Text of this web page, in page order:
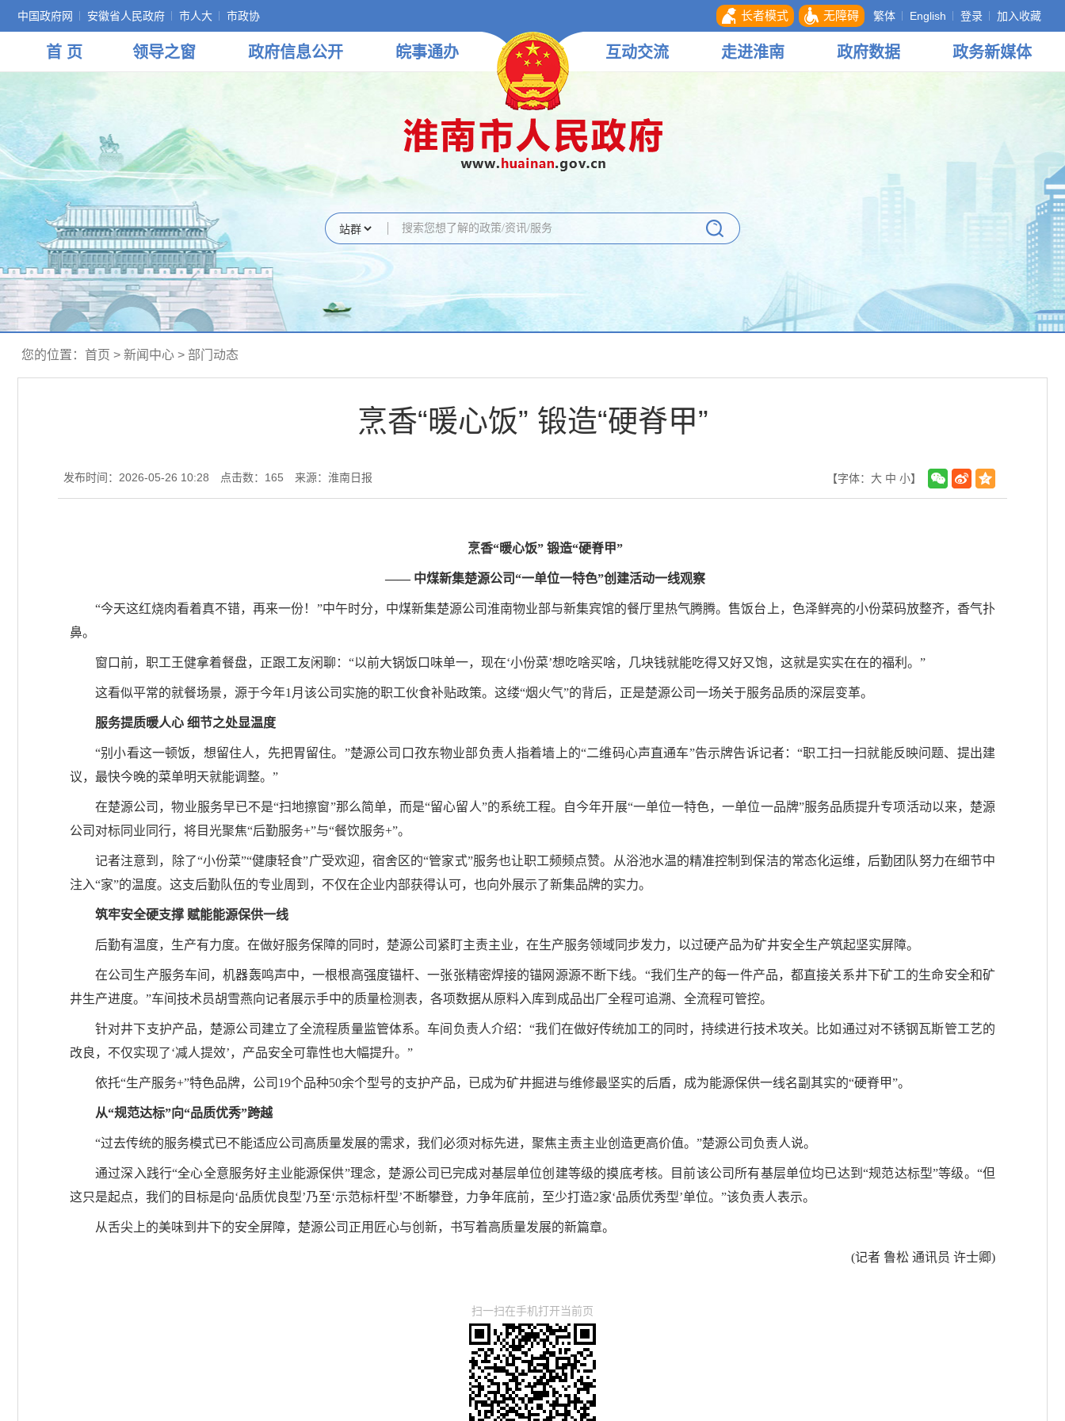
中国政府网 安徽省人民政府 市人大 市政协 长者模式 无障碍 繁体 English 登录 加入收藏
首 页 领导之窗 政府信息公开 皖事通办 互动交流 走进淮南 政府数据 政务新媒体
您的位置： 首页 > 新闻中心 > 部门动态
烹香“暖心饭” 锻造“硬脊甲”
发布时间：2026-05-26 10:28 点击数： 165 来源：淮南日报 【字体： 大 中 小】
烹香“暖心饭” 锻造“硬脊甲”
—— 中煤新集楚源公司“一单位一特色”创建活动一线观察
“今天这红烧肉看着真不错，再来一份！”中午时分，中煤新集楚源公司淮南物业部与新集宾馆的餐厅里热气腾腾。售饭台上，色泽鲜亮的小份菜码放整齐，香气扑
鼻。
窗口前，职工王健拿着餐盘，正跟工友闲聊：“以前大锅饭口味单一，现在‘小份菜’想吃啥买啥，几块钱就能吃得又好又饱，这就是实实在在的福利。”
这看似平常的就餐场景，源于今年1月该公司实施的职工伙食补贴政策。这缕“烟火气”的背后，正是楚源公司一场关于服务品质的深层变革。
服务提质暖人心 细节之处显温度
“别小看这一顿饭，想留住人，先把胃留住。”楚源公司口孜东物业部负责人指着墙上的“二维码心声直通车”告示牌告诉记者：“职工扫一扫就能反映问题、提出建
议，最快今晚的菜单明天就能调整。”
在楚源公司，物业服务早已不是“扫地擦窗”那么简单，而是“留心留人”的系统工程。自今年开展“一单位一特色，一单位一品牌”服务品质提升专项活动以来，楚源
公司对标同业同行，将目光聚焦“后勤服务+”与“餐饮服务+”。
记者注意到，除了“小份菜”“健康轻食”广受欢迎，宿舍区的“管家式”服务也让职工频频点赞。从浴池水温的精准控制到保洁的常态化运维，后勤团队努力在细节中
注入“家”的温度。这支后勤队伍的专业周到，不仅在企业内部获得认可，也向外展示了新集品牌的实力。
筑牢安全硬支撑 赋能能源保供一线
后勤有温度，生产有力度。在做好服务保障的同时，楚源公司紧盯主责主业，在生产服务领域同步发力，以过硬产品为矿井安全生产筑起坚实屏障。
在公司生产服务车间，机器轰鸣声中，一根根高强度锚杆、一张张精密焊接的锚网源源不断下线。“我们生产的每一件产品，都直接关系井下矿工的生命安全和矿
井生产进度。”车间技术员胡雪燕向记者展示手中的质量检测表，各项数据从原料入库到成品出厂全程可追溯、全流程可管控。
针对井下支护产品，楚源公司建立了全流程质量监管体系。车间负责人介绍：“我们在做好传统加工的同时，持续进行技术攻关。比如通过对不锈钢瓦斯管工艺的
改良，不仅实现了‘减人提效’，产品安全可靠性也大幅提升。”
依托“生产服务+”特色品牌，公司19个品种50余个型号的支护产品，已成为矿井掘进与维修最坚实的后盾，成为能源保供一线名副其实的“硬脊甲”。
从“规范达标”向“品质优秀”跨越
“过去传统的服务模式已不能适应公司高质量发展的需求，我们必须对标先进，聚焦主责主业创造更高价值。”楚源公司负责人说。
通过深入践行“全心全意服务好主业能源保供”理念，楚源公司已完成对基层单位创建等级的摸底考核。目前该公司所有基层单位均已达到“规范达标型”等级。“但
这只是起点，我们的目标是向‘品质优良型’乃至‘示范标杆型’不断攀登，力争年底前，至少打造2家‘品质优秀型’单位。”该负责人表示。
从舌尖上的美味到井下的安全屏障，楚源公司正用匠心与创新，书写着高质量发展的新篇章。
(记者 鲁松 通讯员 许士卿)
扫一扫在手机打开当前页